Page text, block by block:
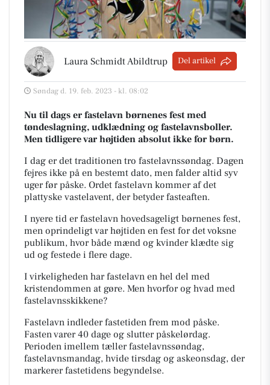
Laura Schmidt Abildtrup Del artikel
Søndag d. 19. feb. 2023 - kl. 08:02
Nu til dags er fastelavn børnenes fest med
tøndeslagning, udklædning og fastelavnsboller.
Men tidligere var højtiden absolut ikke for børn.
I dag er det traditionen tro fastelavnssøndag. Dagen
fejres ikke på en bestemt dato, men falder altid syv
uger før påske. Ordet fastelavn kommer af det
plattyske vastelavent, der betyder fasteaften.
I nyere tid er fastelavn hovedsageligt børnenes fest,
men oprindeligt var højtiden en fest for det voksne
publikum, hvor både mænd og kvinder klædte sig
ud og festede i flere dage.
I virkeligheden har fastelavn en hel del med
kristendommen at gøre. Men hvorfor og hvad med
fastelavnsskikkene?
Fastelavn indleder fastetiden frem mod påske.
Fasten varer 40 dage og slutter påskelørdag.
Perioden imellem tæller fastelavnssøndag,
fastelavnsmandag, hvide tirsdag og askeonsdag, der
markerer fastetidens begyndelse.